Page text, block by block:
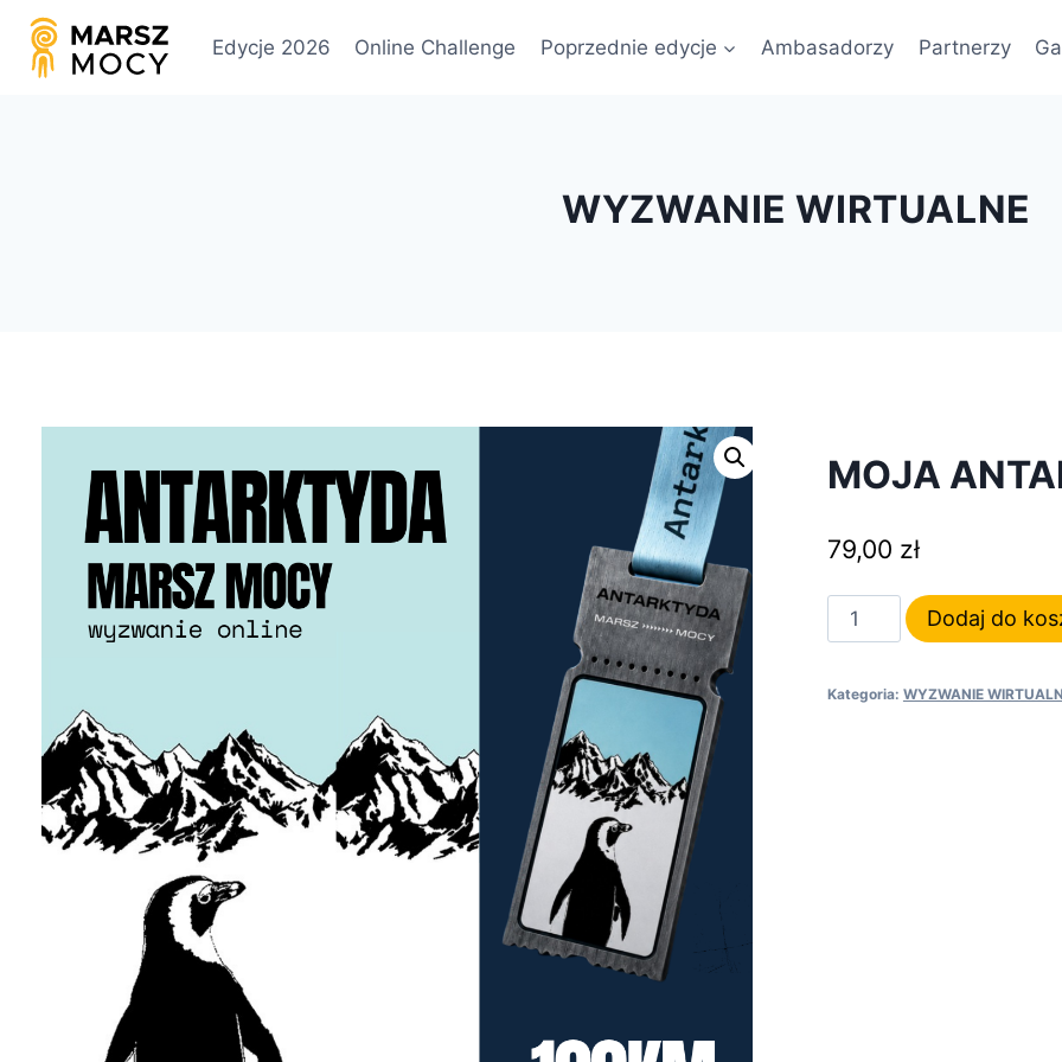
Przejdź
treści
Edycje 2026 Online Challenge Poprzednie edycje Ambasadorzy Partnerzy
WYZWANIE WIRTUALNE
MOJA
79,00 zł
ilość
MOJA
-
Dodaj do
Kategoria: WYZWANIE